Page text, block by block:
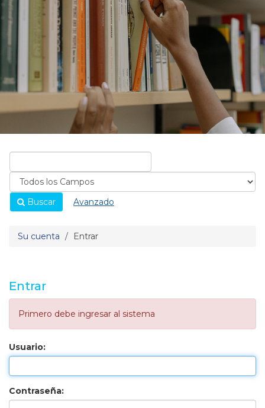
Buscar Avanzado
Su cuenta Entrar
Entrar
Primero debe ingresar al sistema
Usuario:
Contraseña: